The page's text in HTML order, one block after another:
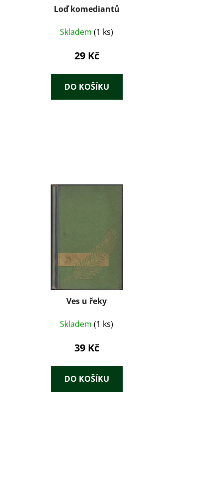
Loď komediantů
Skladem(1 ks)
29 Kč
DO KOŠÍKU
Ves u řeky
Skladem(1 ks)
39 Kč
DO KOŠÍKU